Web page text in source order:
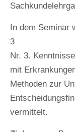
In dem Seminar
3
Nr. 3.
mit
Methoden zur
vermittelt.